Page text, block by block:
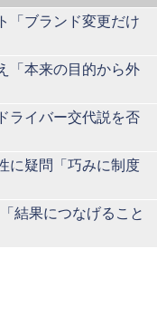
「ブランド変更だけ
「本来の目的から外
ライバー交代説を否
に疑問「巧みに制度
結果につなげること